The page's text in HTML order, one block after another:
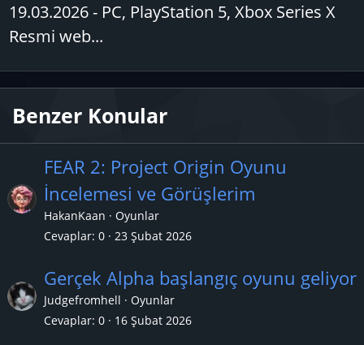
19.03.2026 - PC, PlayStation 5, Xbox Series X
Resmi web...
Benzer Konular
FEAR 2: Project Origin Oyunu
İncelemesi ve Görüşlerim
HakanKaan
Oyunlar
Cevaplar 0 23 Şubat 2026
Gerçek Alpha başlangıç oyunu geliyor
Judgefromhell
Oyunlar
Cevaplar 0 16 Şubat 2026